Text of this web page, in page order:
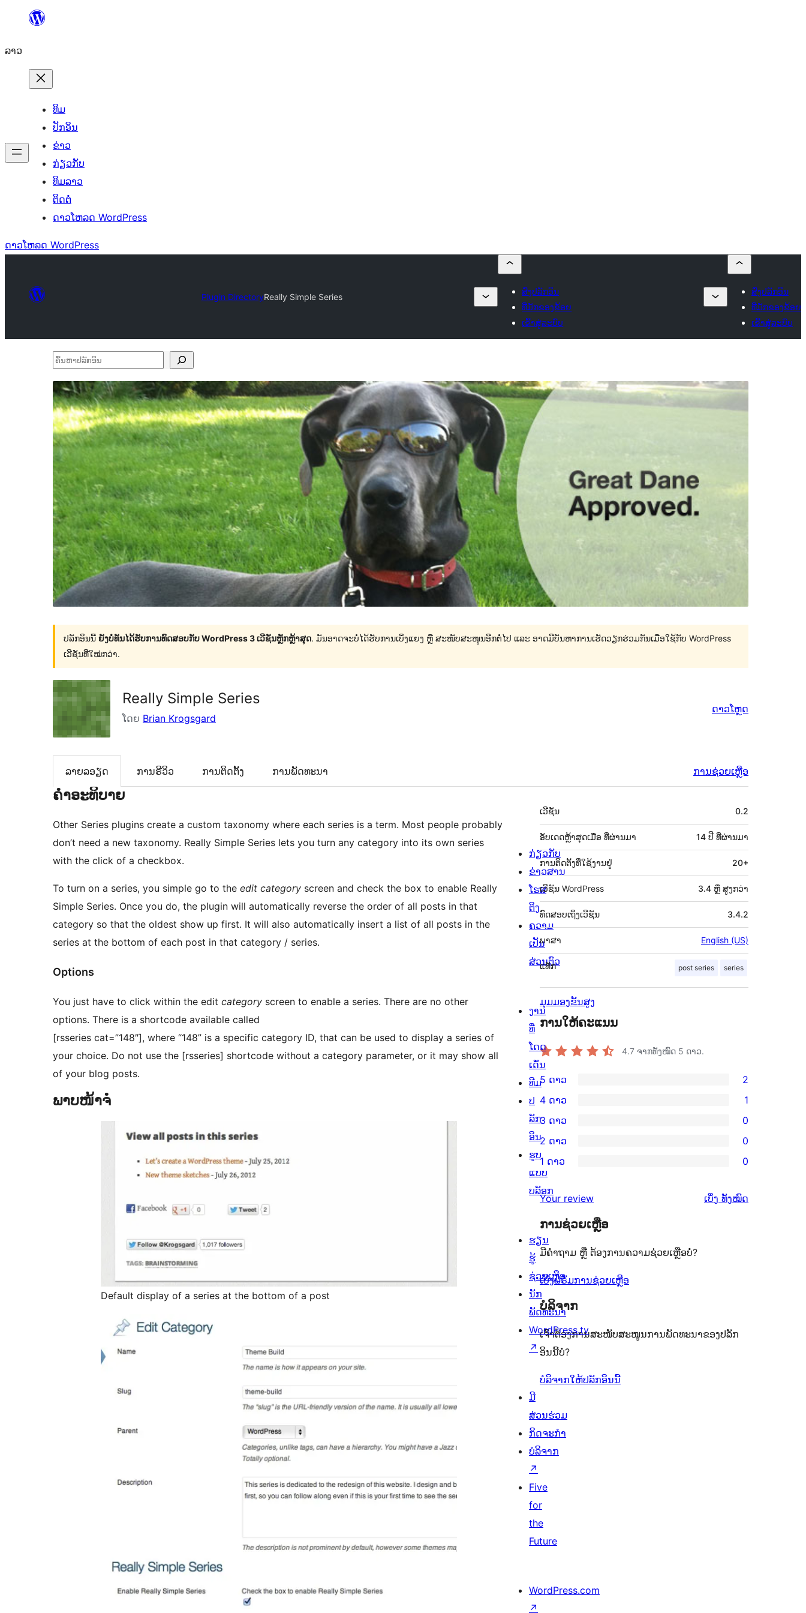
ທີ່
ເນື້ອຫາ
ລາວ
ທິມ
ປັກອິນ
ຂ່າວ
ກ່ຽວກັບ
ທິມລາວ
ຕິດຕໍ່
ດາວໂຫລດ WordPress
ດາວໂຫລດ WordPress
Plugin DirectoryReally Simple Series
ສົ່ງປລັກອິນ
ທີ່ມັກຂອງຂ້ອຍ
ເຂົ້າສູ່ລະບົບ
ສົ່ງປລັກອິນ
ທີ່ມັກຂອງຂ້ອຍ
ເຂົ້າສູ່ລະບົບ
ຄົ້ນ
ປ
ລັກ
ອິນ
ປລັກອິນນີ້ ຍັງບໍ່ທັນໄດ້ຮັບການທົດສອບກັບ WordPress 3 ເວີຊັນຫຼັກຫຼ້າສຸດ. ມັນອາດຈະບໍ່ໄດ້ຮັບການເບິ່ງແຍງ ຫຼື ສະໜັບສະໜູນອີກຕໍ່ໄປ ແລະ ອາດມີບັນຫາການເຮັດວຽກຮ່ວມກັນເມື່ອໃຊ້ກັບ WordPress
ເວີຊັນທີ່ໃໝ່ກວ່າ.
Really Simple Series
ໂດຍ Brian Krogsgard
ດາວໂຫຼດ
ລາຍລອຽດ ການຣີວິວ ການຕິດຕັ້ງ ການພັດທະນາ ການຊ່ວຍເຫຼືອ
ຄຳອະທິບາຍ
Other Series plugins create a custom taxonomy where each series is a term. Most people probably
don’t need a new taxonomy. Really Simple Series lets you turn any category into its own series
with the click of a checkbox.
To turn on a series, you simple go to the edit category screen and check the box to enable Really
Simple Series. Once you do, the plugin will automatically reverse the order of all posts in that
category so that the oldest show up first. It will also automatically insert a list of all posts in the
series at the bottom of each post in that category / series.
Options
You just have to click within the edit category screen to enable a series. There are no other
options. There is a shortcode available called
[rsseries cat=”148″], where “148” is a specific category ID, that can be used to display a series of
your choice. Do not use the [rsseries] shortcode without a category parameter, or it may show all
of your blog posts.
ພາບໜ້າຈໍ
Default display of a series at the bottom of a post
ຂໍ້ມູນ
ກຳກັບ
(Meta)
ເວີຊັນ 0.2
ອັບເດດຫຼ້າສຸດເມື່ອ 14 ປີ ທີ່ຜ່ານມາ
ທີ່ຜ່ານມາ
ການຕິດຕັ້ງທີ່ໃຊ້ງານຢູ່ 20+
ເວີຊັນ WordPress 3.4 ຫຼື ສູງກວ່າ
ທົດສອບເຖິງເວີຊັນ 3.4.2
ພາສາ English (US)
ແທັກ post series series
ມຸມມອງຂັ້ນສູງ
ການໃຫ້ຄະແນນ
4.7 ຈາກທັງໝົດ 5 ດາວ.
ການ
ວິຈານ
5
ດາວ
ຈຳນວນ
2
ລາຍການ
5 ດາວ 2
ວິຈານ
4
ດາວ
ຈຳນວນ
1
ລາຍການ
4 ດາວ 1
ການ
ວິຈານ
3
ຈຳນວນ
0
ລາຍການ
3 ດາວ 0
ວິຈານ
2
ດາວ
ຈຳນວນ
0
ລາຍການ
2 ດາວ 0
ການ
ວິຈານ
1
ດາວ
ຈຳນວນ
0
ລາຍການ
1 ດາວ 0
Your review ເບິ່ງ ຄຳ
ທັງໝົດ
ການຊ່ວຍເຫຼືອ
ມີຄຳຖາມ ຫຼື ຕ້ອງການຄວາມຊ່ວຍເຫຼືອບໍ່?
ເບິ່ງຟໍຣັມການຊ່ວຍເຫຼືອ
ບໍລິຈາກ
ເຈົ້າຕ້ອງການສະໜັບສະໜູນການພັດທະນາຂອງປລັກ
ອິນນີ້ບໍ່?
ບໍລິຈາກໃຫ້ປລັກອິນນີ້
ກ່ຽວກັບ
ຂ່າວສານ
ໂຮສ
ຕິງ
ຄວາມ
ເປັນ
ສ່ວນຕົວ
ງານ
ທີ່
ໂດດ
ເດັ່ນ
ທີມ
ປ
ລັກ
ອິນ
ຮູບ
ແບບ
ບລັອກ
ຮຽນ
ຮູ້
ຊ່ວຍເຫຼືອ
ນັກ
ພັດທະນາ
WordPress.tv
↗
ມີ
ສ່ວນຮ່ວມ
ກິດຈະກຳ
ບໍລິຈາກ
↗
Five
for
the
Future
WordPress.com
↗